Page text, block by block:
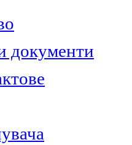
документи